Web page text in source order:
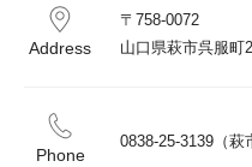
Address
〒758-0072
山口県萩市呉服町
Phone
0838-25-3139（萩